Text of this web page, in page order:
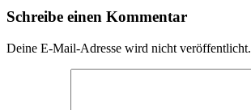
Schreibe einen Kommentar
Deine E-Mail-Adresse wird nicht veröffentlicht.